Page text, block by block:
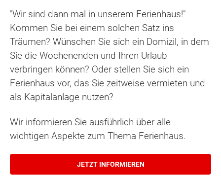
"Wir sind dann mal in unserem Ferienhaus!"
Kommen Sie bei einem solchen Satz ins
Träumen? Wünschen Sie sich ein Domizil, in dem
Sie die Wochenenden und Ihren Urlaub
verbringen können? Oder stellen Sie sich ein
Ferienhaus vor, das Sie zeitweise vermieten und
als Kapitalanlage nutzen?
Wir informieren Sie ausführlich über alle
wichtigen Aspekte zum Thema Ferienhaus.
JETZT INFORMIEREN